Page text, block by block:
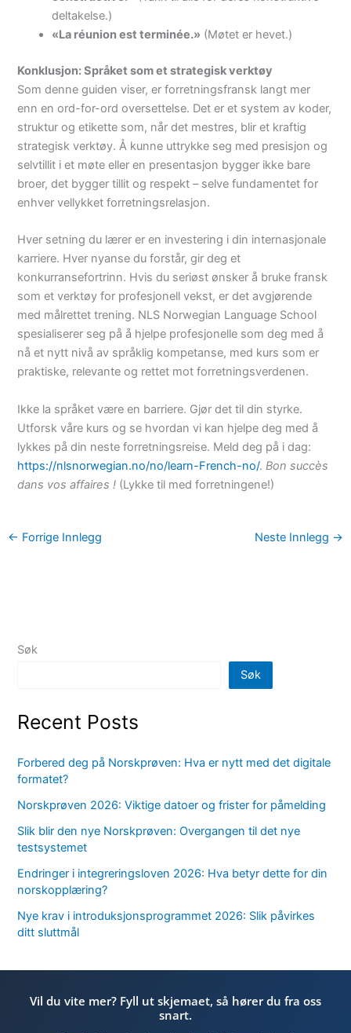
deltakelse.)
«La réunion est terminée.» (Møtet er hevet.)
Konklusjon: Språket som et strategisk verktøy
Som denne guiden viser, er forretningsfransk langt mer
enn en ord-for-ord oversettelse. Det er et system av koder,
struktur og etikette som, når det mestres, blir et kraftig
strategisk verktøy. Å kunne uttrykke seg med presisjon og
selvtillit i et møte eller en presentasjon bygger ikke bare
broer, det bygger tillit og respekt – selve fundamentet for
enhver vellykket forretningsrelasjon.
Hver setning du lærer er en investering i din internasjonale
karriere. Hver nyanse du forstår, gir deg et
konkurransefortrinn. Hvis du seriøst ønsker å bruke fransk
som et verktøy for profesjonell vekst, er det avgjørende
med målrettet trening. NLS Norwegian Language School
spesialiserer seg på å hjelpe profesjonelle som deg med å
nå et nytt nivå av språklig kompetanse, med kurs som er
praktiske, relevante og rettet mot forretningsverdenen.
Ikke la språket være en barriere. Gjør det til din styrke.
Utforsk våre kurs og se hvordan vi kan hjelpe deg med å
lykkes på din neste forretningsreise. Meld deg på i dag:
https://nlsnorwegian.no/no/learn-French-no/.Bon succès
dans vos affaires ! (Lykke til med forretningene!)
← Forrige Innlegg Neste Innlegg →
Søk
Søk
Recent Posts
Forbered deg på Norskprøven: Hva er nytt med det digitale
formatet?
Norskprøven 2026: Viktige datoer og frister for påmelding
Slik blir den nye Norskprøven: Overgangen til det nye
testsystemet
Endringer i integreringsloven 2026: Hva betyr dette for din
norskopplæring?
Nye krav i introduksjonsprogrammet 2026: Slik påvirkes
ditt sluttmål
Vil du vite mer? Fyll ut skjemaet, så hører du fra oss
snart.